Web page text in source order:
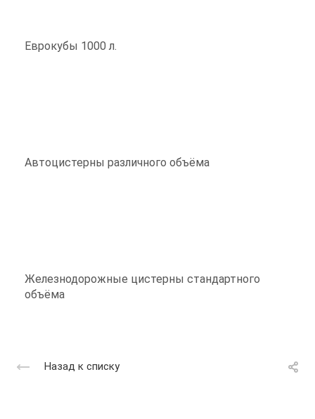
Еврокубы 1000 л.
Автоцистерны различного объёма
Железнодорожные цистерны стандартного
объёма
Назад к списку